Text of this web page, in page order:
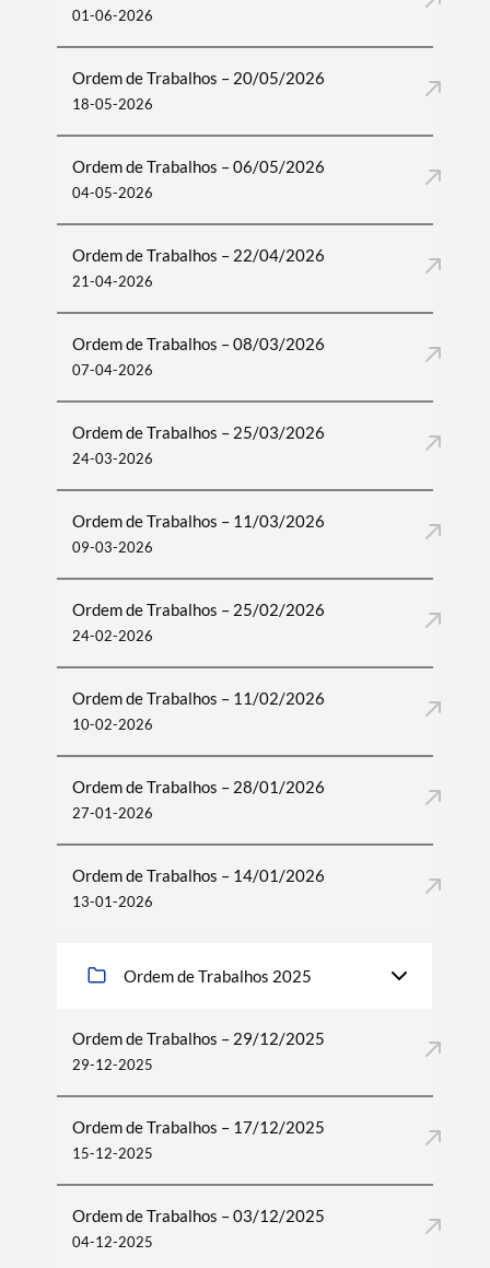
01-06-2026
Ordem de Trabalhos – 20/05/2026
18-05-2026
Ordem de Trabalhos – 06/05/2026
04-05-2026
Ordem de Trabalhos – 22/04/2026
21-04-2026
Ordem de Trabalhos – 08/03/2026
07-04-2026
Ordem de Trabalhos – 25/03/2026
24-03-2026
Ordem de Trabalhos – 11/03/2026
09-03-2026
Ordem de Trabalhos – 25/02/2026
24-02-2026
Ordem de Trabalhos – 11/02/2026
10-02-2026
Ordem de Trabalhos – 28/01/2026
27-01-2026
Ordem de Trabalhos – 14/01/2026
13-01-2026
Ordem de Trabalhos 2025
Ordem de Trabalhos – 29/12/2025
29-12-2025
Ordem de Trabalhos – 17/12/2025
15-12-2025
Ordem de Trabalhos – 03/12/2025
04-12-2025